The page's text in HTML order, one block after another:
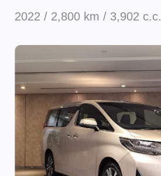
2022 / 2,800 km / 3,902 c.c.